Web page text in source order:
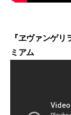
『ヱヴァンゲ
ミアム